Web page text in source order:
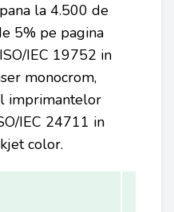
la 4.500 de
5% pe pagina
IEC 19752 in
monocrom,
imprimantelor
IEC 24711 in
color.